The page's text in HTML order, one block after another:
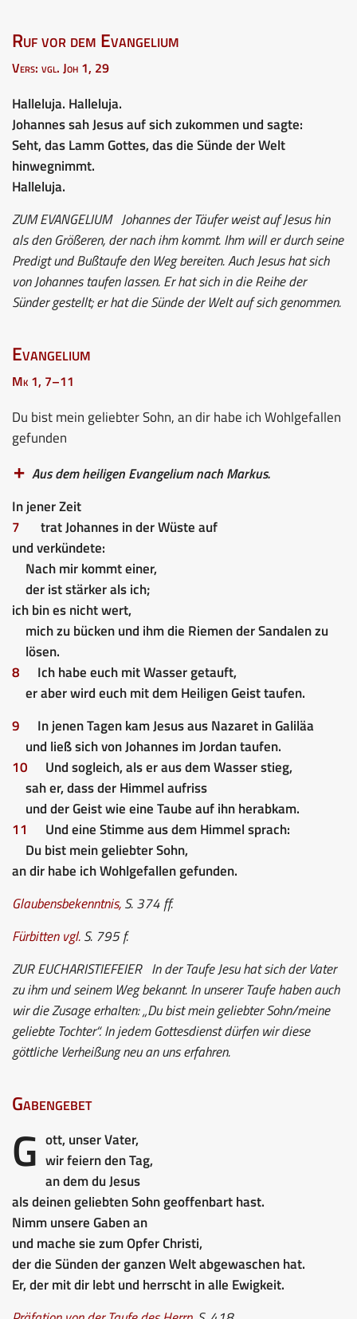
Ruf vor dem Evangelium
Vers: vgl. Joh 1, 29
Halleluja. Halleluja.
Johannes sah Jesus auf sich zukommen und sagte:
Seht, das Lamm Gottes, das die Sünde der Welt
hinwegnimmt.
Halleluja.
ZUM EVANGELIUMJohannes der Täufer weist auf Jesus hin
als den Größeren, der nach ihm kommt. Ihm will er durch seine
Predigt und Bußtaufe den Weg bereiten. Auch Jesus hat sich
von Johannes taufen lassen. Er hat sich in die Reihe der
Sünder gestellt; er hat die Sünde der Welt auf sich genommen.
Evangelium
Mk 1, 7–11
Du bist mein geliebter Sohn, an dir habe ich Wohlgefallen
gefunden
Aus dem heiligen Evangelium nach Markus.
In jener Zeit
7
trat Johannes in der Wüste auf
und verkündete:
Nach mir kommt einer,
der ist stärker als ich;
ich bin es nicht wert,
mich zu bücken und ihm die Riemen der Sandalen zu
lösen.
8
Ich habe euch mit Wasser getauft,
er aber wird euch mit dem Heiligen Geist taufen.
9
In jenen Tagen kam Jesus aus Nazaret in Galiläa
und ließ sich von Johannes im Jordan taufen.
10
Und sogleich, als er aus dem Wasser stieg,
sah er, dass der Himmel aufriss
und der Geist wie eine Taube auf ihn herabkam.
11
Und eine Stimme aus dem Himmel sprach:
Du bist mein geliebter Sohn,
an dir habe ich Wohlgefallen gefunden.
Glaubensbekenntnis,S. 374 ff.
Fürbittenvgl.S. 795 f.
ZUR EUCHARISTIEFEIERIn der Taufe Jesu hat sich der Vater
zu ihm und seinem Weg bekannt. In unserer Taufe haben auch
wir die Zusage erhalten: „Du bist mein geliebter Sohn/meine
geliebte Tochter“. In jedem Gottesdienst dürfen wir diese
göttliche Verheißung neu an uns erfahren.
Gabengebet
G ott, unser Vater,
wir feiern den Tag,
an dem du Jesus
als deinen geliebten Sohn geoffenbart hast.
Nimm unsere Gaben an
und mache sie zum Opfer Christi,
der die Sünden der ganzen Welt abgewaschen hat.
Er, der mit dir lebt und herrscht in alle Ewigkeit.